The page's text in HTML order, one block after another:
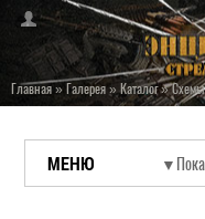
Главная»Галерея»Каталог»Схемы
МЕНЮ